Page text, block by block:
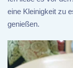
eine Kleinigkeit zu
genießen.